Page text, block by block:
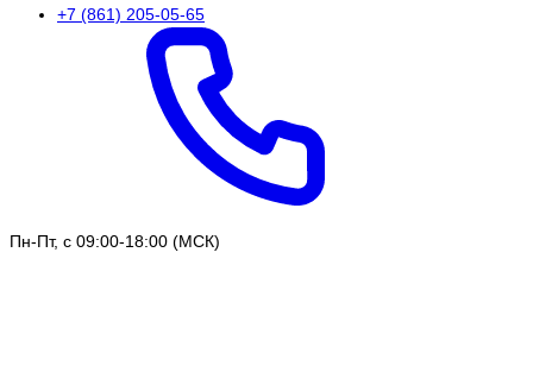
+7 (861) 205-05-65
Пн-Пт, с 09:00-18:00 (МСК)